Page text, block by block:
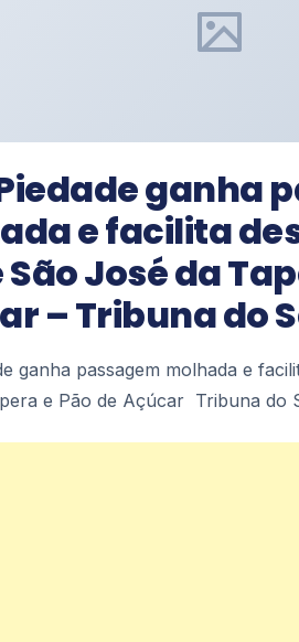
ganha
e facilita
José da
– Tribuna do
ganha passagem molhada e
e Pão de Açúcar Tribuna do